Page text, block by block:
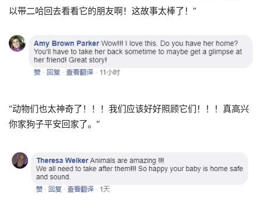
以带二哈回去看看它的朋友啊！这故事太棒了！”
“动物们也太神奇了！！！我们应该好好照顾它们！！！真高兴
你家狗子平安回家了。”